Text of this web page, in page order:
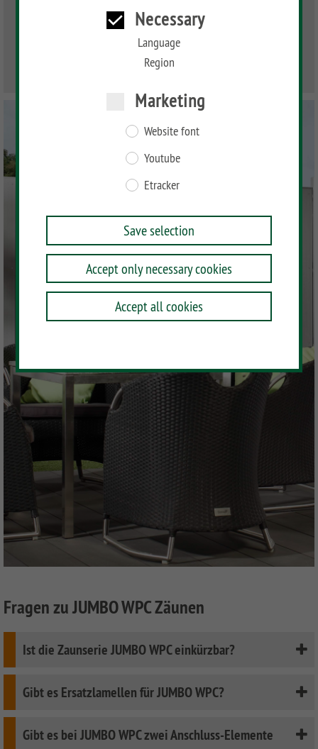
Necessary
Language
Region
Marketing
Website font
Youtube
Etracker
Save selection
Accept only necessary cookies
Accept all cookies
einbetoniert sind, sind sie oben sehr elastisch und
wackeln mit großer Eigendynamik, wenn leicht
dran gerüttelt wird oder mehrere Windstöße dran
Fragen zu JUMBO WPC Zäunen
Ist die Zaunserie JUMBO WPC einkürzbar?
Gibt es Ersatzlamellen für JUMBO WPC?
Gibt es bei JUMBO WPC zwei Anschluss-Elemente